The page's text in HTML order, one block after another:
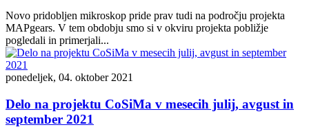
Novo pridobljen mikroskop pride prav tudi na področju projekta
MAPgears. V tem obdobju smo si v okviru projekta pobližje
pogledali in primerjali...
ponedeljek, 04. oktober 2021
Delo na projektu CoSiMa v mesecih julij, avgust in
september 2021